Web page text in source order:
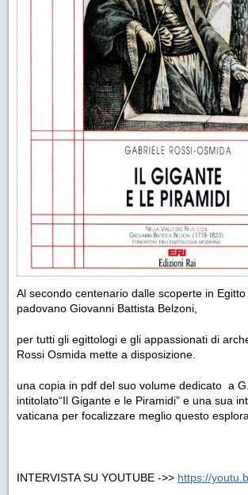
Al secondo centenario dalle scoperte in
padovano Giovanni Battista Belzoni,
per tutti gli egittologi e gli appassionati di
Rossi Osmida mette a disposizione.
una copia in pdf del suo volume dedicato a
intitolato“Il Gigante e le Piramidi” e una sua
vaticana per focalizzare meglio questo
INTERVISTA SU YOUTUBE ->> https://